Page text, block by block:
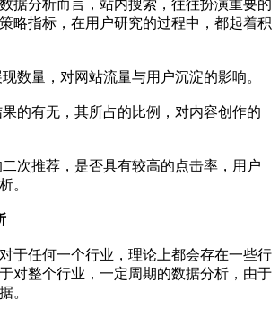
分析而言，站内搜索，往往扮演重要的
略指标，在用户研究的过程中，都起着积
量，对网站流量与用户沉淀的影响。
有无，其所占的比例，对内容创作的
推荐，是否具有较高的点击率，用户
。
任何一个行业，理论上都会存在一些行
对整个行业，一定周期的数据分析，由于
。